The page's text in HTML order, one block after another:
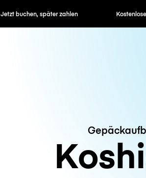
Jetzt buchen, später zahlen